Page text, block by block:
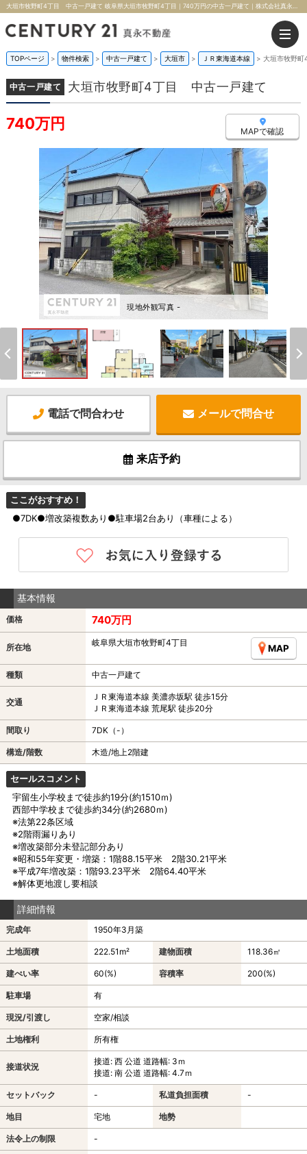
TOPページ > 物件検索 > 中古一戸建て > 大垣市 > ＪＲ東海道本線 > 大垣市牧野
中古一戸建て 大垣市牧野町4丁目 中古一戸建て
740万円 MAPで確認
現地外観写真 -
電話で問合わせ メールで問合せ
来店予約
ここがおすすめ！
●7DK●増改築複数あり●駐車場2台あり（車種による）
基本情報
価格 740万円
所在地 岐阜県大垣市牧野町4丁目
MAP
種類 中古一戸建て
交通
ＪＲ東海道本線 美濃赤坂駅 徒歩15分
ＪＲ東海道本線 荒尾駅 徒歩20分
間取り 7DK（-）
構造/階数 木造/地上2階建
セールスコメント
宇留生小学校まで徒歩約19分(約1510ｍ)
西部中学校まで徒歩約34分(約2680ｍ)
※法第22条区域
※2階雨漏りあり
※増改築部分未登記部分あり
※昭和55年変更・増築：1階88.15平米 2階30.21平米
※平成7年増改築：1階93.23平米 2階64.40平米
※解体更地渡し要相談
詳細情報
完成年 1950年3月築
土地面積 222.51m² 建物面積 118.36㎡
建ぺい率 60(%) 容積率 200(%)
駐車場 有
現況/引渡し 空家/相談
土地権利 所有権
接道状況
接道: 西 公道 道路幅: 3ｍ
接道: 南 公道 道路幅: 4.7ｍ
セットバック - 私道負担面積 -
地目 宅地 地勢
法令上の制限 -